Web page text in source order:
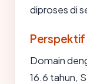
diproses di
Perspektif
Domain
16.6 tahun,